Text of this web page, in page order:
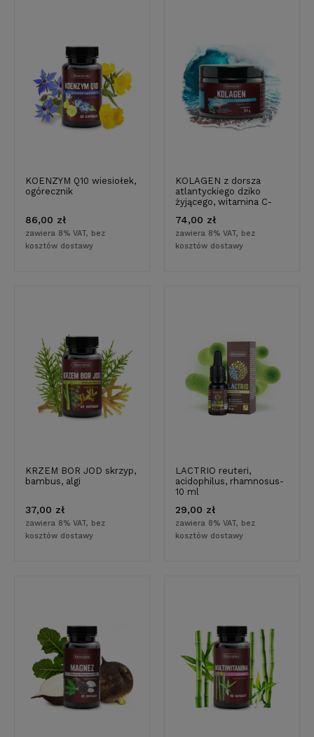
KOENZYM Q10 wiesiołek,
ogórecznik
86,00 zł
zawiera 8% VAT, bez
kosztów dostawy
KOLAGEN z dorsza
atlantyckiego dziko
żyjącego, witamina C-
74,00 zł
zawiera 8% VAT, bez
kosztów dostawy
KRZEM BOR JOD skrzyp,
bambus, algi
37,00 zł
zawiera 8% VAT, bez
kosztów dostawy
LACTRIO reuteri,
acidophilus, rhamnosus-
10 ml
29,00 zł
zawiera 8% VAT, bez
kosztów dostawy